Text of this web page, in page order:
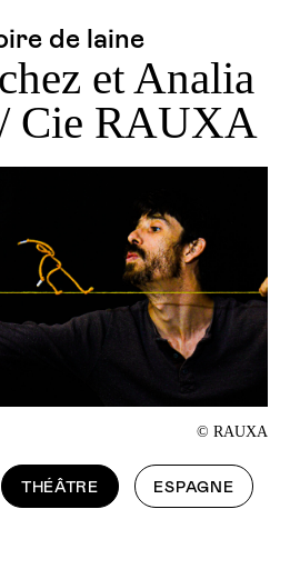
de laine
et Analia
Cie RAUXA
© RAUXA
THÉÂTRE ESPAGNE